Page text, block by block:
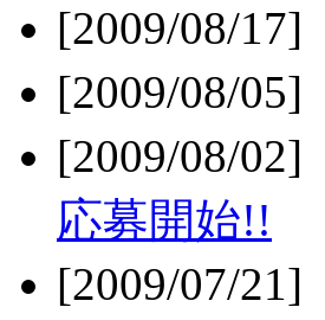
[2009/08/17]
[2009/08/05]
[2009/08/02]
応募開始!!
[2009/07/21]